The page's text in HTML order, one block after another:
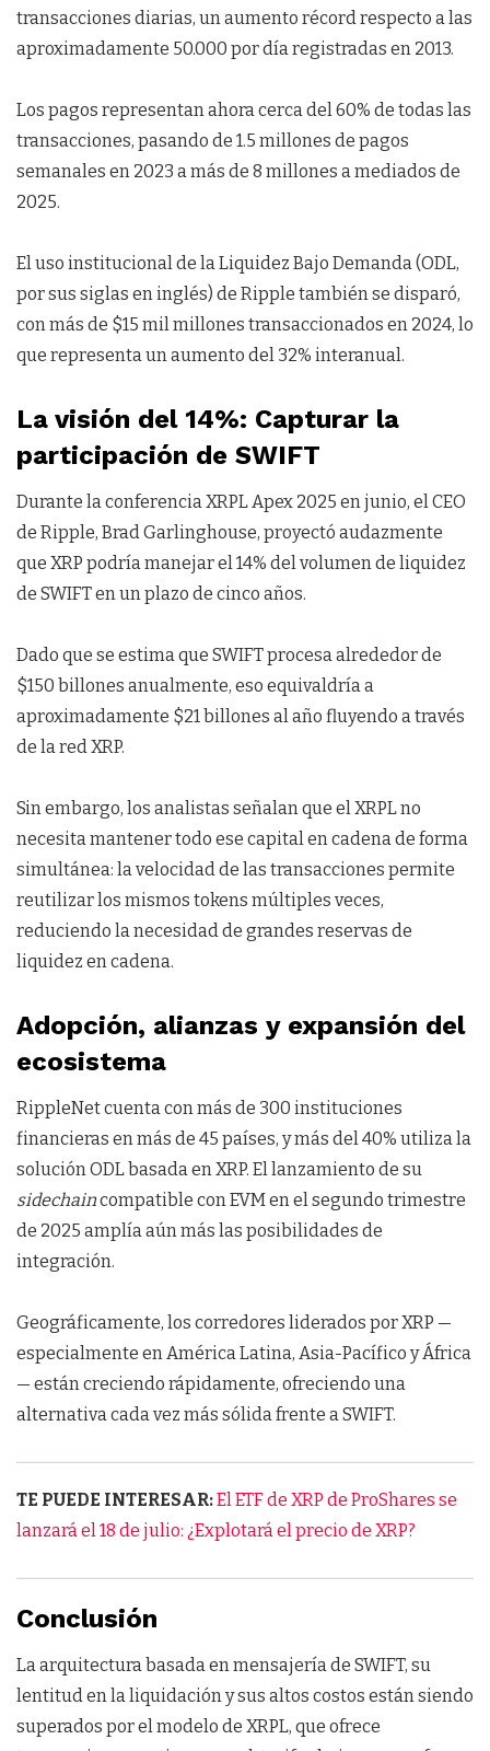
transacciones diarias, un aumento récord respecto a las
aproximadamente 50.000 por día registradas en 2013.
Los pagos representan ahora cerca del 60% de todas las
transacciones, pasando de 1.5 millones de pagos
semanales en 2023 a más de 8 millones a mediados de
2025.
El uso institucional de la Liquidez Bajo Demanda (ODL,
por sus siglas en inglés) de Ripple también se disparó,
con más de $15 mil millones transaccionados en 2024, lo
que representa un aumento del 32% interanual.
La visión del 14%: Capturar la
participación de SWIFT
Durante la conferencia XRPL Apex 2025 en junio, el CEO
de Ripple, Brad Garlinghouse, proyectó audazmente
que XRP podría manejar el 14% del volumen de liquidez
de SWIFT en un plazo de cinco años.
Dado que se estima que SWIFT procesa alrededor de
$150 billones anualmente, eso equivaldría a
aproximadamente $21 billones al año fluyendo a través
de la red XRP.
Sin embargo, los analistas señalan que el XRPL no
necesita mantener todo ese capital en cadena de forma
simultánea: la velocidad de las transacciones permite
reutilizar los mismos tokens múltiples veces,
reduciendo la necesidad de grandes reservas de
liquidez en cadena.
Adopción, alianzas y expansión del
ecosistema
RippleNet cuenta con más de 300 instituciones
financieras en más de 45 países, y más del 40% utiliza la
solución ODL basada en XRP. El lanzamiento de su
sidechaincompatible con EVM en el segundo trimestre
de 2025 amplía aún más las posibilidades de
integración.
Geográficamente, los corredores liderados por XRP —
especialmente en América Latina, Asia-Pacífico y África
— están creciendo rápidamente, ofreciendo una
alternativa cada vez más sólida frente a SWIFT.
TE PUEDE INTERESAR:El ETF de XRP de ProShares se
lanzará el 18 de julio: ¿Explotará el precio de XRP?
Conclusión
La arquitectura basada en mensajería de SWIFT, su
lentitud en la liquidación y sus altos costos están siendo
superados por el modelo de XRPL, que ofrece